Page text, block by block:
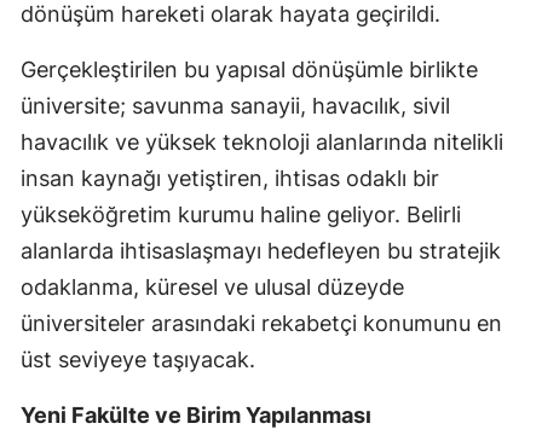
dönüşüm hareketi olarak hayata geçirildi.
Gerçekleştirilen bu yapısal dönüşümle birlikte
üniversite; savunma sanayii, havacılık, sivil
havacılık ve yüksek teknoloji alanlarında nitelikli
insan kaynağı yetiştiren, ihtisas odaklı bir
yükseköğretim kurumu haline geliyor. Belirli
alanlarda ihtisaslaşmayı hedefleyen bu stratejik
odaklanma, küresel ve ulusal düzeyde
üniversiteler arasındaki rekabetçi konumunu en
üst seviyeye taşıyacak.
Yeni Fakülte ve Birim Yapılanması